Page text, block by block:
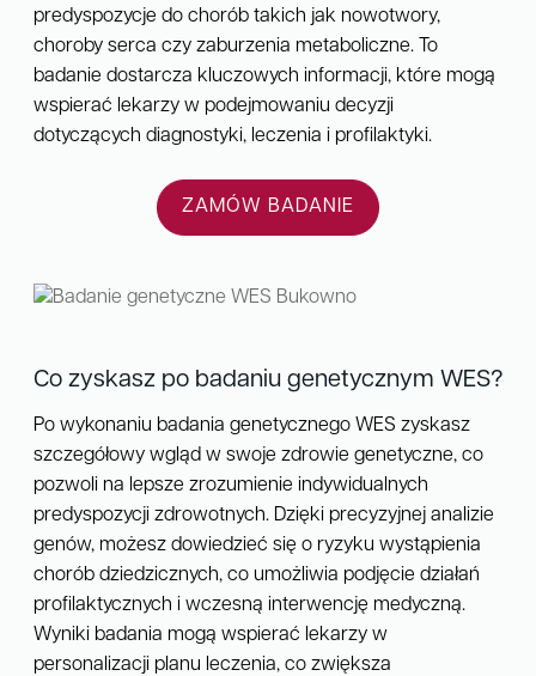
predyspozycje do chorób takich jak nowotwory,
choroby serca czy zaburzenia metaboliczne. To
badanie dostarcza kluczowych informacji, które mogą
wspierać lekarzy w podejmowaniu decyzji
dotyczących diagnostyki, leczenia i profilaktyki.
ZAMÓW BADANIE
Co zyskasz po badaniu genetycznym WES?
Po wykonaniu badania genetycznego WES zyskasz
szczegółowy wgląd w swoje zdrowie genetyczne, co
pozwoli na lepsze zrozumienie indywidualnych
predyspozycji zdrowotnych. Dzięki precyzyjnej analizie
genów, możesz dowiedzieć się o ryzyku wystąpienia
chorób dziedzicznych, co umożliwia podjęcie działań
profilaktycznych i wczesną interwencję medyczną.
Wyniki badania mogą wspierać lekarzy w
personalizacji planu leczenia, co zwiększa